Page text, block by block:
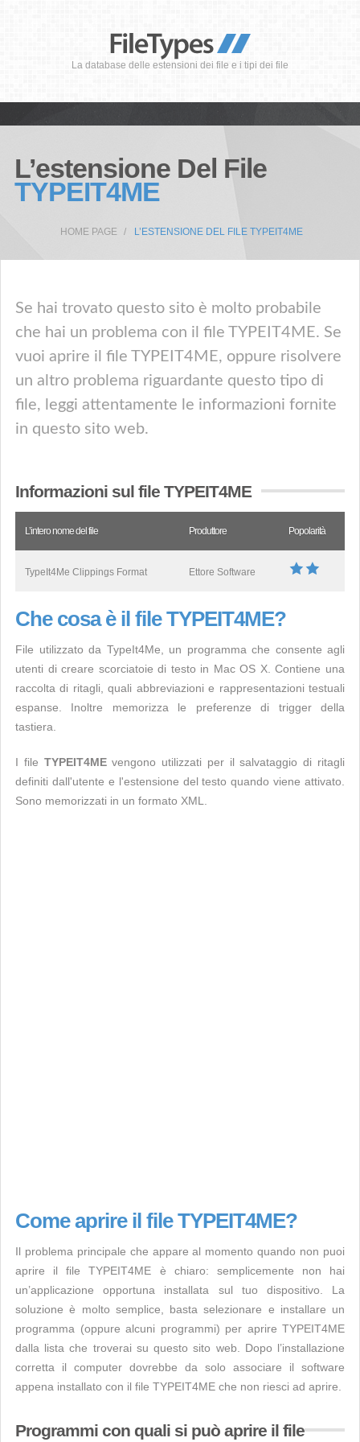
La database delle estensioni dei file e i tipi dei file
L’estensione Del File
TYPEIT4ME
HOME PAGE L’ESTENSIONE DEL FILE TYPEIT4ME
Se hai trovato questo sito è molto probabile
che hai un problema con il file TYPEIT4ME. Se
vuoi aprire il file TYPEIT4ME, oppure risolvere
un altro problema riguardante questo tipo di
file, leggi attentamente le informazioni fornite
in questo sito web.
Informazioni sul file TYPEIT4ME
L’intero nome del file Produttore Popolarità
TypeIt4Me Clippings Format Ettore Software
Che cosa è il file TYPEIT4ME?
File utilizzato da TypeIt4Me, un programma che consente agli
utenti di creare scorciatoie di testo in Mac OS X. Contiene una
raccolta di ritagli, quali abbreviazioni e rappresentazioni testuali
espanse. Inoltre memorizza le preferenze di trigger della
tastiera.
I file TYPEIT4MEvengono utilizzati per il salvataggio di ritagli
definiti dall'utente e l'estensione del testo quando viene attivato.
Sono memorizzati in un formato XML.
Come aprire il file TYPEIT4ME?
Il problema principale che appare al momento quando non puoi
aprire il file TYPEIT4ME è chiaro: semplicemente non hai
un’applicazione opportuna installata sul tuo dispositivo. La
soluzione è molto semplice, basta selezionare e installare un
programma (oppure alcuni programmi) per aprire TYPEIT4ME
dalla lista che troverai su questo sito web. Dopo l’installazione
corretta il computer dovrebbe da solo associare il software
appena installato con il file TYPEIT4ME che non riesci ad aprire.
Programmi con quali si può aprire il file